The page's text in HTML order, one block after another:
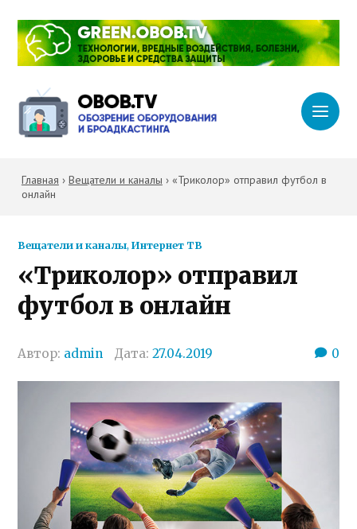
Главная › Вещатели и каналы › «Триколор» отправил футбол в
онлайн
Вещатели и каналы,Интернет ТВ
«Триколор» отправил
футбол в онлайн
Автор: admin Дата:27.04.2019 0